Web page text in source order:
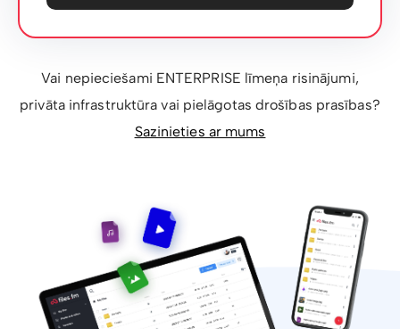
Vai nepieciešami ENTERPRISE līmeņa risinājumi,
privāta infrastruktūra vai pielāgotas drošības prasības?
Sazinieties ar mums